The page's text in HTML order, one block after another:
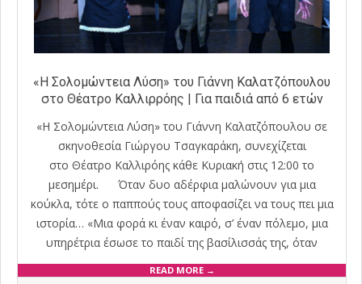
«Η Σολομώντεια Λύση» του Γιάννη Καλατζόπουλου
στο Θέατρο Καλλιρρόης | Για παιδιά από 6 ετών
«Η Σολομώντεια Λύση» του Γιάννη Καλατζόπουλου σε
σκηνοθεσία Γιώργου Τσαγκαράκη, συνεχίζεται
στο Θέατρο Καλλιρόης κάθε Κυριακή στις 12:00 το
μεσημέρι. Όταν δυο αδέρφια μαλώνουν για μια
κούκλα, τότε ο παππούς τους αποφασίζει να τους πει μια
ιστορία… «Μια φορά κι έναν καιρό, σ’ έναν πόλεμο, μια
υπηρέτρια έσωσε το παιδί της βασίλισσάς της, όταν
READ MORE →